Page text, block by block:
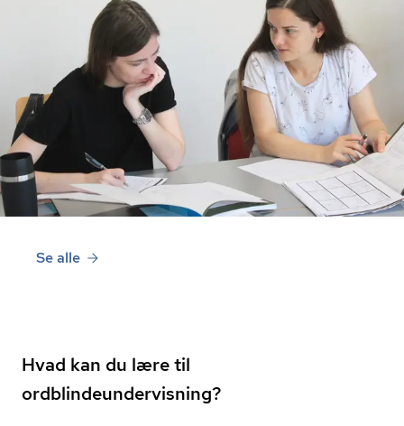
Se alle
Hvad kan du lære til
ordblindeundervisning?